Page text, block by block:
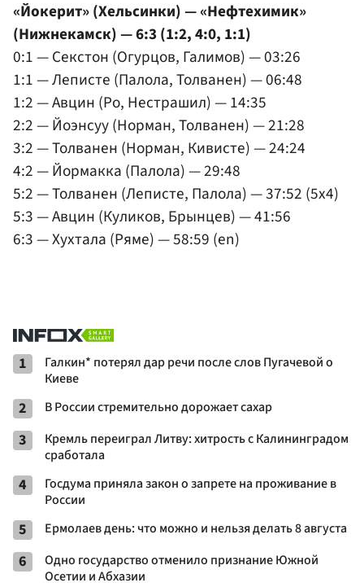
«Йокерит» (Хельсинки) — «Нефтехимик»
(Нижнекамск) — 6:3 (1:2, 4:0, 1:1)
0:1 — Секстон (Огурцов, Галимов) — 03:26
1:1 — Леписте (Палола, Толванен) — 06:48
1:2 — Авцин (Ро, Нестрашил) — 14:35
2:2 — Йоэнсуу (Норман, Толванен) — 21:28
3:2 — Толванен (Норман, Кивисте) — 24:24
4:2 — Йормакка (Палола) — 29:48
5:2 — Толванен (Леписте, Палола) — 37:52 (5x4)
5:3 — Авцин (Куликов, Брынцев) — 41:56
6:3 — Хухтала (Ряме) — 58:59 (en)
1
Галкин* потерял дар речи после слов Пугачевой о
Киеве
2 В России стремительно дорожает сахар
3
Кремль переиграл Литву: хитрость с Калининградом
сработала
4
Госдума приняла закон о запрете на проживание в
России
5 Ермолаев день: что можно и нельзя делать 8 августа
6
Одно государство отменило признание Южной
Осетии и Абхазии